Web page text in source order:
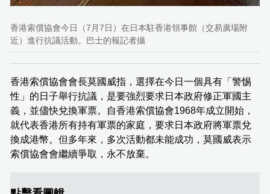
香港索償協會今日（7月7日）在日本駐香港領事館（交易廣場附
近）進行抗議活動。巴士的報記者攝
香港索償協會會長莫國威指，選擇在今日一個具有「警惕
性」的日子舉行抗議，是要強烈要求日本政府修正軍國主
義，並儘快兌換軍票。自香港索償協會1968年成立開始，
就代表香港所有持有軍票的家庭，要求日本政府將軍票兌
換成港幣。但多年來，多次活動都未能成功，莫國威表示
索償協會會繼續爭取，永不放棄。